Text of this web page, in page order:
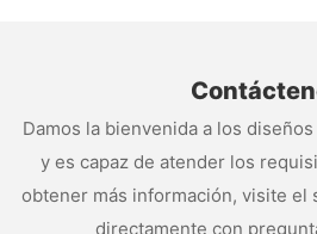
Damos la bienvenida a los
y es capaz de atender los
obtener más información, visite el
directamente con